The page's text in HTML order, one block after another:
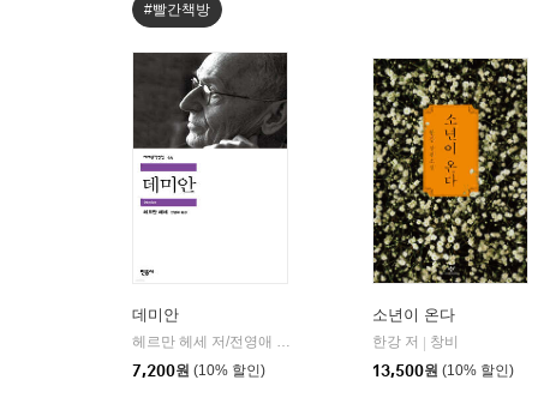
#빨간책방
데미안
헤르만 헤세 저/전영애 역
7,200원 (10% 할인)
소년이 온다
한강 저
창비
13,500원 (10% 할인)